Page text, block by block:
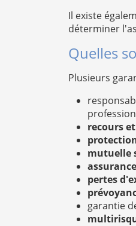
Il existe
déterminer
Quelles
Plusieurs
recours
mutuelle
pertes
garantie